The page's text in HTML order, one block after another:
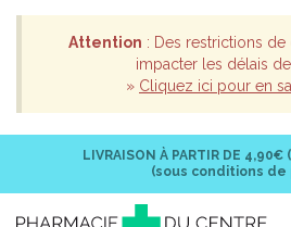
Attention : Des restrictions
impacter les délais de
» Cliquez ici pour en
LIVRAISON À PARTIR DE 4,90€
(sous conditions de